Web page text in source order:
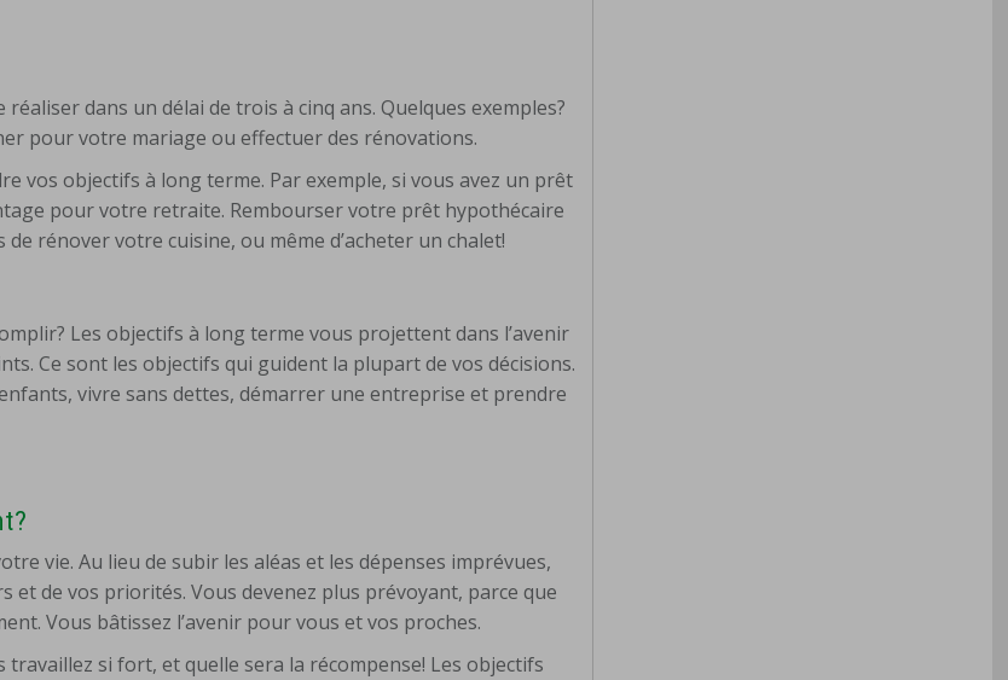
dans un délai de trois à cinq ans. Quelques exemples?
pour votre mariage ou effectuer des rénovations.
vos objectifs à long terme. Par exemple, si vous avez un prêt
pour votre retraite. Rembourser votre prêt hypothécaire
rénover votre cuisine, ou même d’acheter un chalet!
Les objectifs à long terme vous projettent dans l’avenir
Ce sont les objectifs qui guident la plupart de vos décisions.
vivre sans dettes, démarrer une entreprise et prendre
vie. Au lieu de subir les aléas et les dépenses imprévues,
et de vos priorités. Vous devenez plus prévoyant, parce que
Vous bâtissez l’avenir pour vous et vos proches.
si fort, et quelle sera la récompense! Les objectifs